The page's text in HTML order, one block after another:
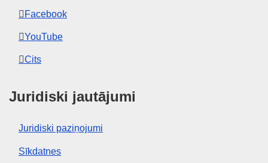
Facebook
YouTube
Cits
Juridiski jautājumi
Juridiski paziņojumi
Sīkdatnes